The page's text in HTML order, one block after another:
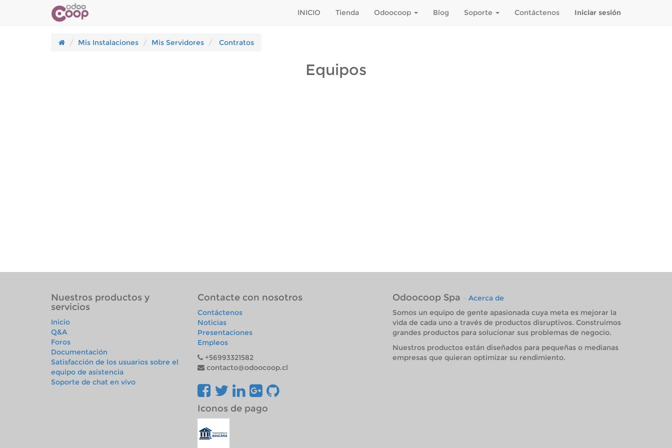
INICIO Tienda Odoocoop Blog Soporte Contáctenos Iniciar sesión
Mis Instalaciones Mis Servidores Contratos
Equipos
Nuestros productos y
servicios
Inicio
Q&A
Foros
Documentación
Satisfacción de los usuarios sobre el
equipo de asistencia
Soporte de chat en vivo
Contacte con nosotros
Contáctenos
Noticias
Presentaciones
Empleos
+56993321582
contacto@odoocoop.cl
Iconos de pago
Odoocoop Spa Acerca de
Somos un equipo de gente apasionada cuya meta es mejorar la
vida de cada uno a través de productos disruptivos. Construimos
grandes productos para solucionar sus problemas de negocio.
Nuestros productos están diseñados para pequeñas o medianas
empresas que quieran optimizar su rendimiento.